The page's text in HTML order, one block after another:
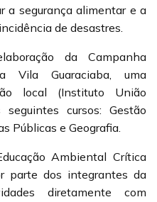
a segurança alimentar e a
de desastres.
da Campanha
Vila Guaraciaba, uma
local (Instituto União
cursos: Gestão
Públicas e Geografia.
Ambiental Crítica
parte dos integrantes da
diretamente com